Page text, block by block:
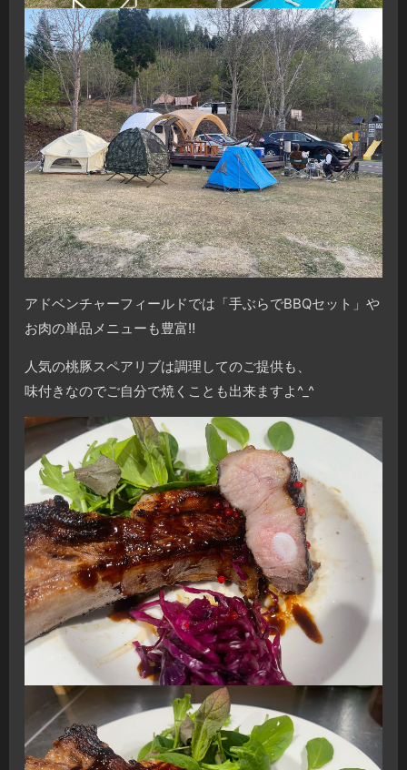
アドベンチャーフィールドでは「手ぶらでBBQセット」や
お肉の単品メニューも豊富‼️
人気の桃豚スペアリブは調理してのご提供も、
味付きなのでご自分で焼くことも出来ますよ^_^